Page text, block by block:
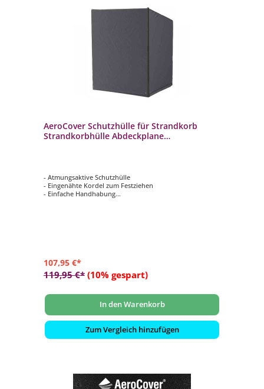
AeroCover Schutzhülle für Strandkorb
Strandkorbhülle Abdeckplane
- Atmungsaktive Schutzhülle
- Eingenähte Kordel zum Festziehen
- Einfache Handhabung
107,95 €*
119,95 €* (10% gespart)
In den Warenkorb
Zum Vergleich hinzufügen